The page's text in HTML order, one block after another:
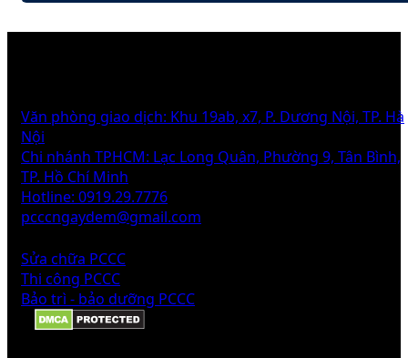
Văn phòng giao dịch: Khu 19ab, x7, P. Dương Nội, TP. Hà
Nội
Chi nhánh TPHCM: Lạc Long Quân, Phường 9, Tân Bình,
TP. Hồ Chí Minh
Hotline: 0919.29.7776
pcccngaydem@gmail.com
Sửa chữa PCCC
Thi công PCCC
Bảo trì - bảo dưỡng PCCC